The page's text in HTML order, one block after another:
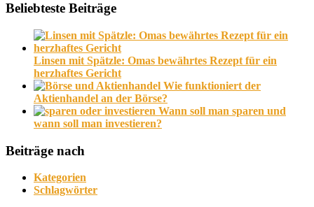
Beliebteste Beiträge
Linsen mit Spätzle: Omas bewährtes Rezept für ein
herzhaftes Gericht
Wie funktioniert der
Aktienhandel an der Börse?
Wann soll man sparen und
wann soll man investieren?
Beiträge nach
Kategorien
Schlagwörter